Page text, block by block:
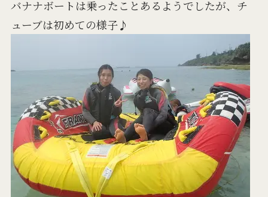
バナナボートは乗ったことあるようでしたが、チ
ューブは初めての様子♪